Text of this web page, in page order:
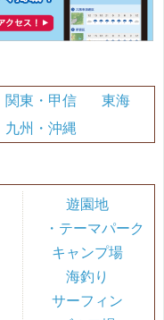
関東・甲信
東海
九州・沖縄
遊園地
・テーマパーク
キャンプ場
海釣り
サーフィン